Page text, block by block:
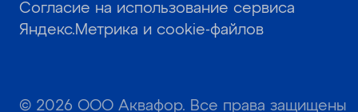
© 2026 ООО Аквафор. Все права защищены
Согласие на использование сервиса
Яндекс.Метрика и cookie-файлов